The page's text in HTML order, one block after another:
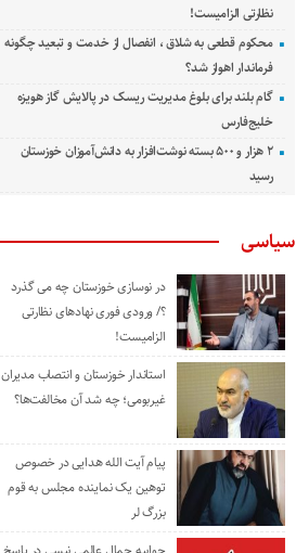
نظارتی الزامیست!
محکوم قطعی به شلاق ، انفصال از خدمت و تبعید چگونه
فرماندار اهواز شد؟
گام بلند برای بلوغ مدیریت ریسک در پالایش گاز هویزه
خلیج‌فارس
۲ هزار و ۵۰۰ بسته نوشت‌افزار به دانش‌آموزان خوزستان
رسید
سیاسی
در نوسازی خوزستان چه می گذرد
؟/ ورودی فوری نهادهای نظارتی
الزامیست!
استاندار خوزستان و انتصاب مدیران
غیربومی؛ چه شد آن مخالفت‌ها؟
پیام آیت الله هدایی در خصوص
توهین یک نماینده مجلس به قوم
بزرگ لر